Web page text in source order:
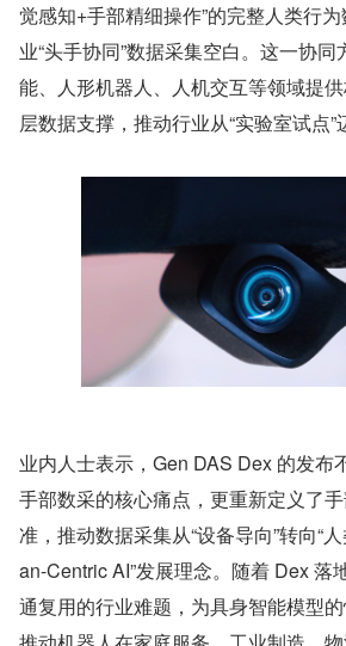
觉感知+手部精细操作”的完整人类行
业“头手协同”数据采集空白。这一协
能、人形机器人、人机交互等领域提
层数据支撑，推动行业从“实验室试点”
业内人士表示，Gen DAS Dex 的发布
手部数采的核心痛点，更重新定义了
准，推动数据采集从“设备导向”转向“
an-Centric AI”发展理念。随着 Dex 落
通复用的行业难题，为具身智能模型